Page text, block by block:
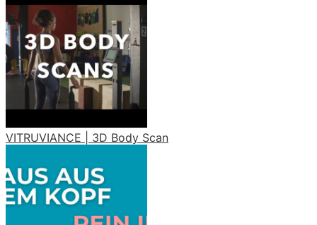
VITRUVIANCE | 3D Body Scan